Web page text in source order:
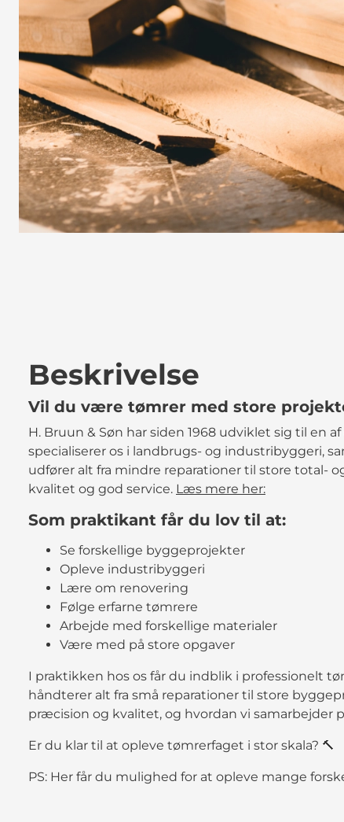
Beskrivelse
Vil du være tømrer med store
H. Bruun & Søn har siden 1968 udviklet sig til en
specialiserer os i landbrugs- og industribyggeri,
udfører alt fra mindre reparationer til store total-
kvalitet og god service. Læs mere her:
Som praktikant får du lov til at:
Se forskellige byggeprojekter
Opleve industribyggeri
Lære om renovering
Følge erfarne tømrere
Arbejde med forskellige materialer
Være med på store opgaver
I praktikken hos os får du indblik i professionelt
håndterer alt fra små reparationer til store
præcision og kvalitet, og hvordan vi samarbejder
Er du klar til at opleve tømrerfaget i stor skala? 🔨
PS: Her får du mulighed for at opleve mange